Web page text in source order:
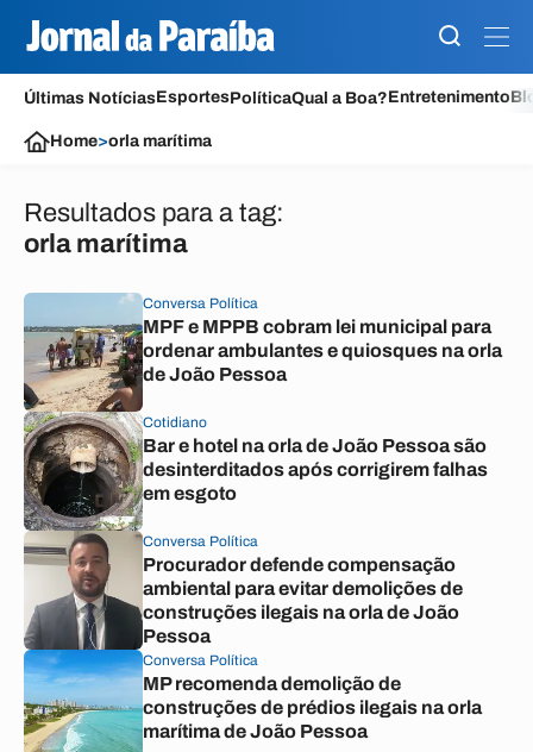
Últimas NotíciasEsportesPolíticaQual a Boa?Entretenimento
Home>orla marítima
Resultados para a tag:
orla marítima
Conversa Política
MPF e MPPB cobram lei municipal para
ordenar ambulantes e quiosques na orla
de João Pessoa
Cotidiano
Bar e hotel na orla de João Pessoa são
desinterditados após corrigirem falhas
em esgoto
Conversa Política
Procurador defende compensação
ambiental para evitar demolições de
construções ilegais na orla de João
Pessoa
Conversa Política
MP recomenda demolição de
construções de prédios ilegais na orla
marítima de João Pessoa